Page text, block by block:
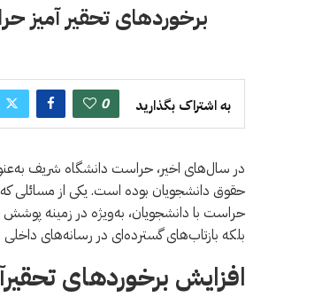
برخوردهاى تحقير آميز
به اشتراک بگذارید 0
در سال‌های اخیر، حراست دانشگاه شریف
حقوق دانشجویان بوده است. یکی از مسائلی که
حراست با دانشجویان، به‌ویژه در زمینه
بلکه بازتاب‌های گسترده‌ای در رسانه‌های
افزایش برخوردهای